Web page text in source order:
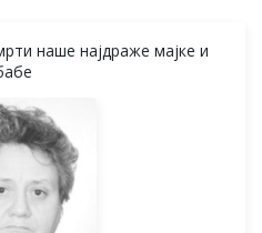
наше најдраже мајке и